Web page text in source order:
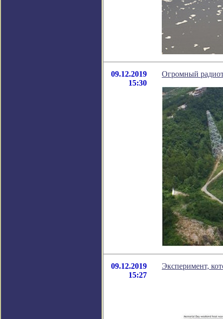
09.12.2019
15:30
Огромный
09.12.2019
15:27
Эксперимент,